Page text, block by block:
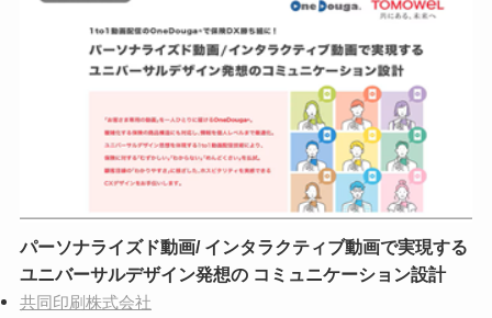
パーソナライズド動画/ インタラクティブ動画で実現する
ユニバーサルデザイン発想の コミュニケーション設計
共同印刷株式会社